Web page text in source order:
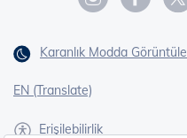
Karanlık Modda Görüntüle
EN (Translate)
Erişilebilirlik